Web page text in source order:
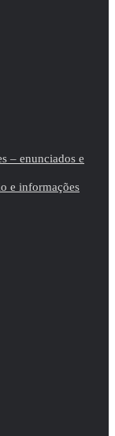
– enunciados e
e informações